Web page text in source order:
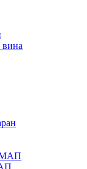
вина
МАП